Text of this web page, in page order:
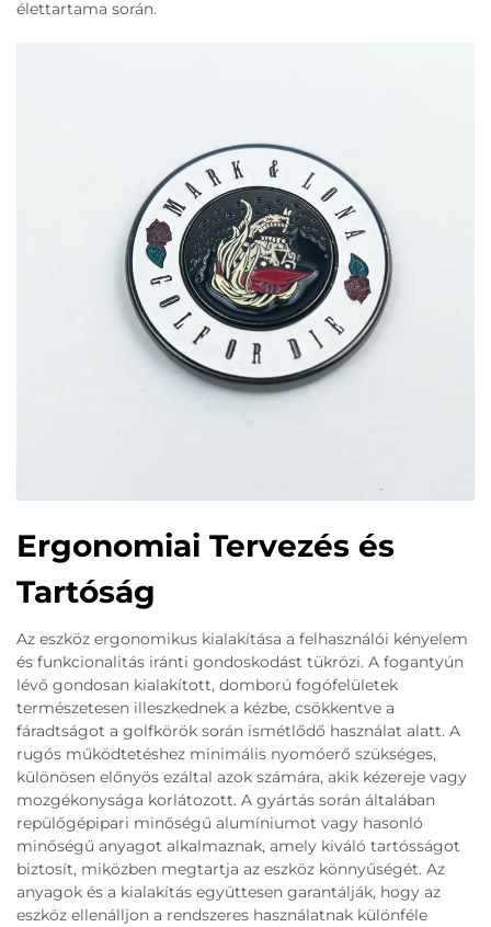
élettartama során.
Ergonomiai Tervezés és
Tartóság
Az eszköz ergonomikus kialakítása a felhasználói kényelem
és funkcionalitás iránti gondoskodást tükrözi. A fogantyún
lévő gondosan kialakított, domború fogófelületek
természetesen illeszkednek a kézbe, csökkentve a
fáradtságot a golfkörök során ismétlődő használat alatt. A
rugós működtetéshez minimális nyomóerő szükséges,
különösen előnyös ezáltal azok számára, akik kézereje vagy
mozgékonysága korlátozott. A gyártás során általában
repülőgépipari minőségű alumíniumot vagy hasonló
minőségű anyagot alkalmaznak, amely kiváló tartósságot
biztosít, miközben megtartja az eszköz könnyűségét. Az
anyagok és a kialakítás együttesen garantálják, hogy az
eszköz ellenálljon a rendszeres használatnak különféle